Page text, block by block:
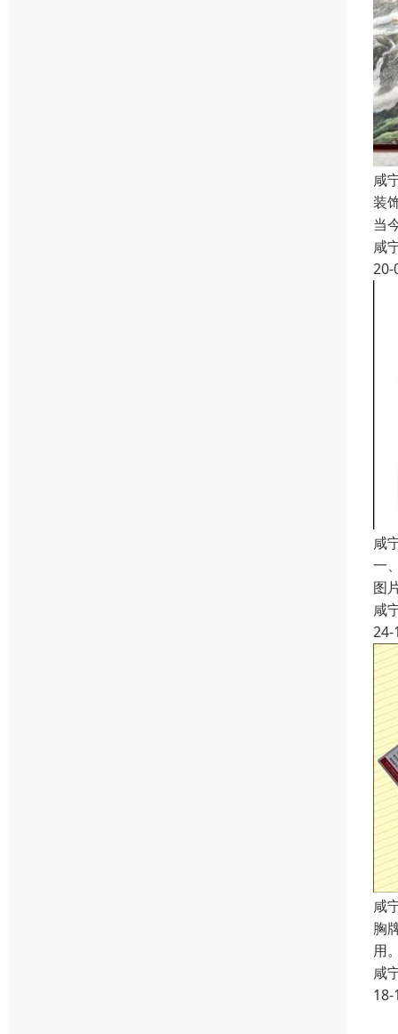
咸
装
当
咸
20-
咸
一
图
咸
24-
咸
胸
用
咸
18-